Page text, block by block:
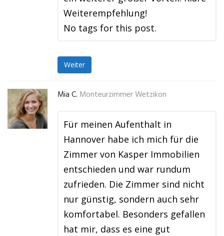
Weiterempfehlung!
No tags for this post.
Weiter
Mia C. Monteurzimmer Wetzikon
Für meinen Aufenthalt in
Hannover habe ich mich für die
Zimmer von Kasper Immobilien
entschieden und war rundum
zufrieden. Die Zimmer sind nicht
nur günstig, sondern auch sehr
komfortabel. Besonders gefallen
hat mir, dass es eine gut